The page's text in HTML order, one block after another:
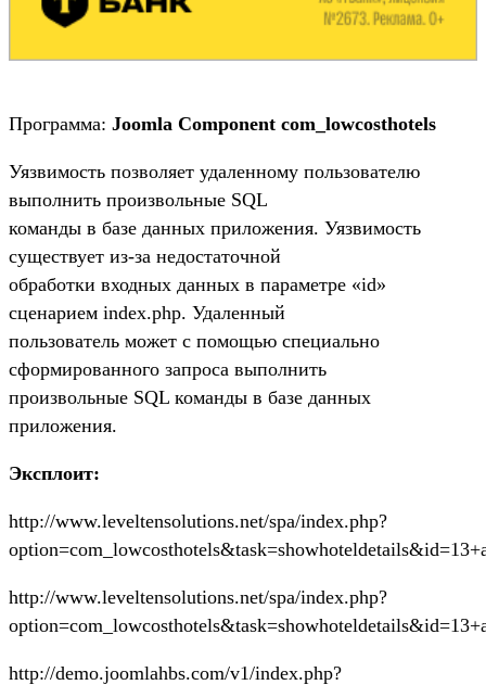
Программа: Joomla Component com_lowcosthotels
Уязвимость позволяет удаленному пользователю
выполнить произвольные SQL
команды в базе данных приложения. Уязвимость
существует из-за недостаточной
обработки входных данных в параметре «id»
сценарием index.php. Удаленный
пользователь может с помощью специально
сформированного запроса выполнить
произвольные SQL команды в базе данных
приложения.
Эксплоит:
http://www.leveltensolutions.net/spa/index.php?
http://www.leveltensolutions.net/spa/index.php?
http://demo.joomlahbs.com/v1/index.php?